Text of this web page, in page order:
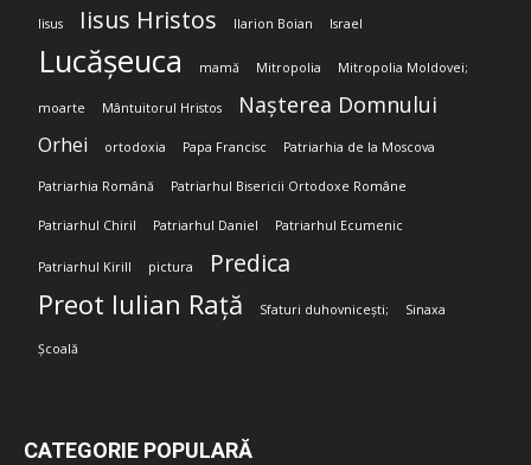
Iisus Iisus Hristos Ilarion Boian Israel
Lucășeuca mamă Mitropolia Mitropolia Moldovei;
moarte Mântuitorul Hristos Nașterea Domnului
Orhei ortodoxia Papa Francisc Patriarhia de la Moscova
Patriarhia Română Patriarhul Bisericii Ortodoxe Române
Patriarhul Chiril Patriarhul Daniel Patriarhul Ecumenic
Patriarhul Kirill pictura Predica
Preot Iulian Rață Sfaturi duhovnicești; Sinaxa
Școală
CATEGORIE POPULARĂ